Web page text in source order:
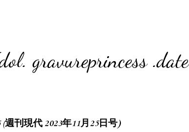
gravureprincess .date
(週刊現代 2023年11月25日号)